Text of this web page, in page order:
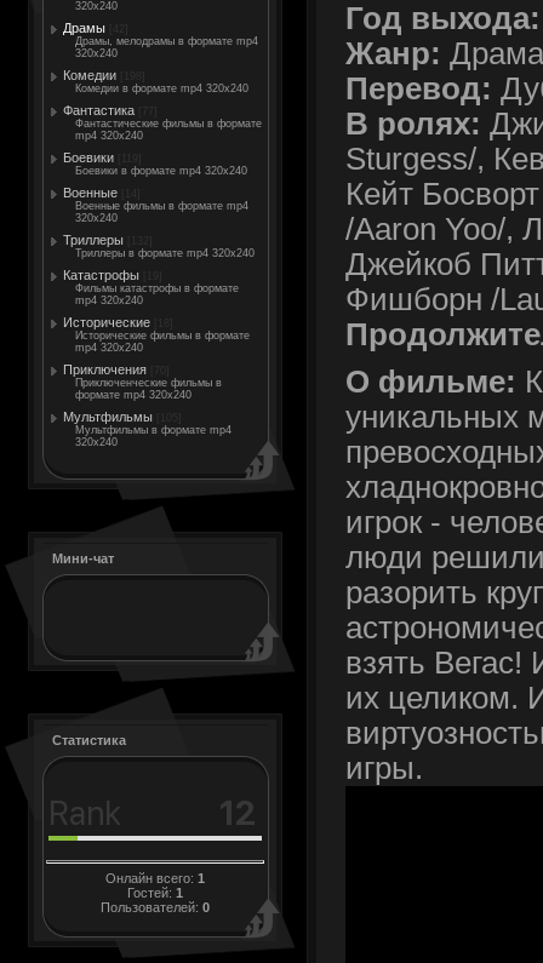
320x240
Драмы
Драмы, мелодрамы в формате mp4
320x240
Комедии
Комедии в формате mp4 320x240
Фантастика
Фантастические фильмы в формате
mp4 320x240
Боевики
Боевики в формате mp4 320x240
Военные
Военные фильмы в формате mp4
320x240
Триллеры
Триллеры в формате mp4 320x240
Катастрофы
Фильмы катастрофы в формате
mp4 320x240
Исторические
Исторические фильмы в формате
mp4 320x240
Приключения
Приключенческие фильмы в
формате mp4 320x240
Мультфильмы
Мультфильмы в формате mp4
320x240
Мини-чат
Статистика
Онлайн всего: 1
Гостей: 1
Пользователей: 0
Год выхода:
Жанр: Драма
Перевод:
В ролях:
Sturgess/,
Кейт
/Aaron Yoo/,
Джейкоб
Фишборн /
О фильме:
уникальных
игрок -
люди решили
разорить
взять Вегас!
их целиком.
игры.